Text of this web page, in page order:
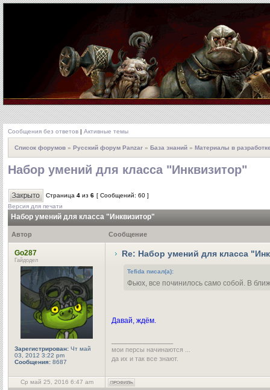
Сообщения без ответов | Активные темы
Список форумов » Русский форум Panzar » База знаний » Материалы в
Набор умений для класса "Инквизитор"
Страница 4 из 6 [ Сообщений: 60 ]
Версия для печати
Набор умений для класса "Инквизитор"
Автор Сообщение
Go287
Гайдодел
Зарегистрирован: Чт май
03, 2012 3:22 pm
Сообщения: 8687
Re: Набор умений для класса
Tefida писал(а):
Фьюх, все починилось само собой. В
Давай, ждём.
мои персы начинаются ...
да их и так все знают.
Ср май 25, 2016 6:47 am